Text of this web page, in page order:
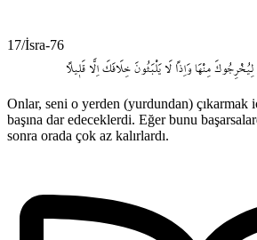
17/İsra-76
لِيُخْرِجُوكَ مِنْهَا وَاِذاً لَا يَلْبَثُونَ خِلَافَكَ اِلَّا قَل۪يلاً
Onlar, seni o yerden (yurdundan) çıkarmak
başına dar edeceklerdi. Eğer bunu
sonra orada çok az kalırlardı.